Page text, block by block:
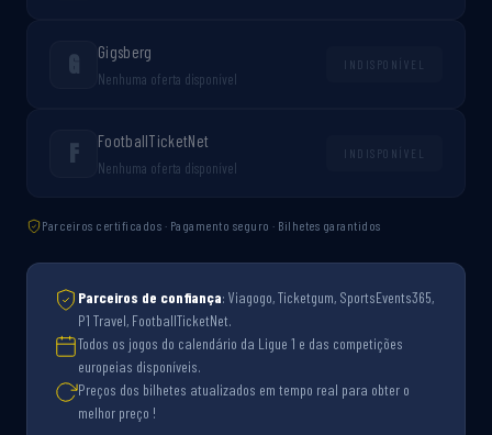
G Gigsberg
Nenhuma oferta disponível
INDISPONÍVEL
F FootballTicketNet
Nenhuma oferta disponível
INDISPONÍVEL
Parceiros certificados · Pagamento seguro · Bilhetes garantidos
Parceiros de confiança: Viagogo, Ticketgum, SportsEvents365,
P1 Travel, FootballTicketNet.
Todos os jogos do calendário da Ligue 1 e das competições
europeias disponíveis.
Preços dos bilhetes atualizados em tempo real para obter o
melhor preço !